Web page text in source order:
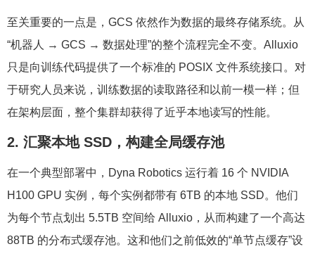
至关重要的一点是，GCS 依然作为数据的最终存储系统。从
“机器人 → GCS → 数据处理”的整个流程完全不变。Alluxio
只是向训练代码提供了一个标准的 POSIX 文件系统接口。对
于研究人员来说，训练数据的读取路径和以前一模一样；但
在架构层面，整个集群却获得了近乎本地读写的性能。
2. 汇聚本地 SSD，构建全局缓存池
在一个典型部署中，Dyna Robotics 运行着 16 个 NVIDIA
H100 GPU 实例，每个实例都带有 6TB 的本地 SSD。他们
为每个节点划出 5.5TB 空间给 Alluxio，从而构建了一个高达
88TB 的分布式缓存池。这和他们之前低效的“单节点缓存”设